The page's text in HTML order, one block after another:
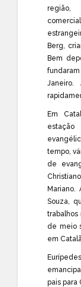
Berg,
Bem
Em
tempo,
de
Mariano.
Souza,
de meio
em
pais para